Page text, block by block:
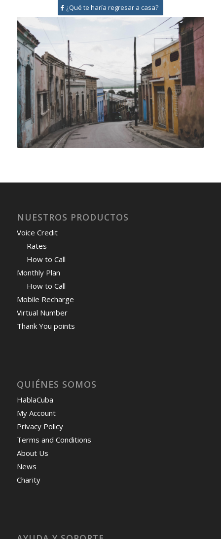
¿Qué te haría regresar a casa?
NUESTROS PRODUCTOS
Voice Credit
Rates
How to Call
Monthly Plan
How to Call
Mobile Recharge
Virtual Number
Thank You points
QUIÉNES SOMOS
HablaCuba
My Account
Privacy Policy
Terms and Conditions
About Us
News
Charity